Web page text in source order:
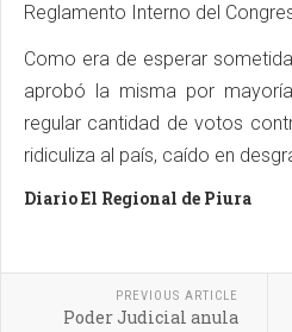
Reglamento Interno del
Como era de esperar
aprobó la misma por
regular cantidad de votos
ridiculiza al país, caído en
Diario El Regional de Piura
PREVIOUS ARTICLE
Poder Judicial anula